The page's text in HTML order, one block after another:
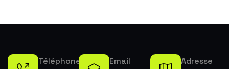
Téléphone Email Adresse